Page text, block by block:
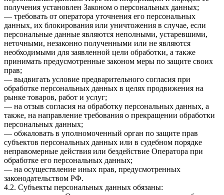
получения установлен Законом о персональных данных;
— требовать от оператора уточнения его персональных
данных, их блокирования или уничтожения в случае, если
персональные данные являются неполными, устаревшими,
неточными, незаконно полученными или не являются
необходимыми для заявленной цели обработки, а также
принимать предусмотренные законом меры по защите своих
прав;
— выдвигать условие предварительного согласия при
обработке персональных данных в целях продвижения на
рынке товаров, работ и услуг;
— на отзыв согласия на обработку персональных данных, а
также, на направление требования о прекращении обработки
персональных данных;
— обжаловать в уполномоченный орган по защите прав
субъектов персональных данных или в судебном порядке
неправомерные действия или бездействие Оператора при
обработке его персональных данных;
— на осуществление иных прав, предусмотренных
законодательством РФ.
4.2. Субъекты персональных данных обязаны: